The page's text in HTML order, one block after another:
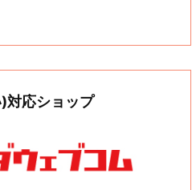
対応ショップ